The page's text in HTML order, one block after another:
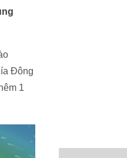
Đông
1